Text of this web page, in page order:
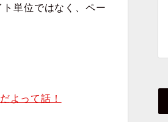
単位ではなく、ペー
よって話！